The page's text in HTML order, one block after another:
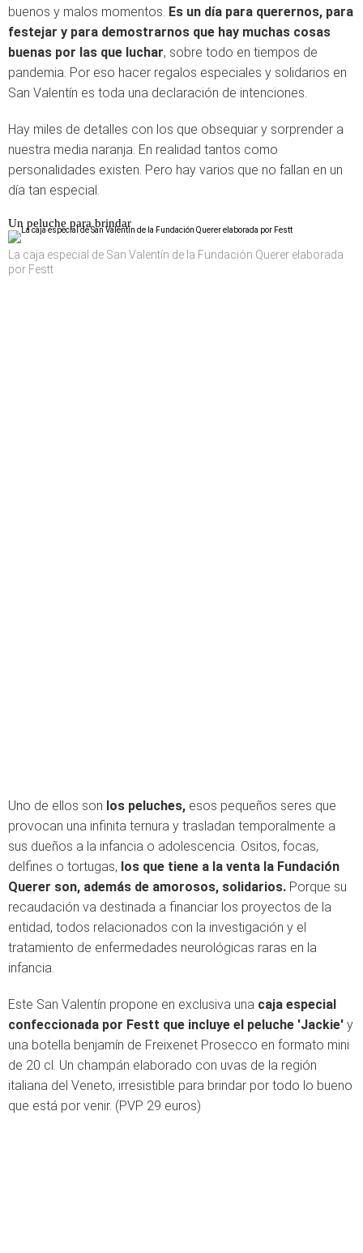
buenos y malos momentos. Es un día para querernos, para
festejar y para demostrarnos que hay muchas cosas
buenas por las que luchar, sobre todo en tiempos de
pandemia. Por eso hacer regalos especiales y solidarios en
San Valentín es toda una declaración de intenciones.
Hay miles de detalles con los que obsequiar y sorprender a
nuestra media naranja. En realidad tantos como
personalidades existen. Pero hay varios que no fallan en un
día tan especial.
Un peluche para brindar
La caja especial de San Valentín de la Fundación Querer elaborada
por Festt
Uno de ellos son los peluches, esos pequeños seres que
provocan una infinita ternura y trasladan temporalmente a
sus dueños a la infancia o adolescencia. Ositos, focas,
delfines o tortugas, los que tiene a la venta la Fundación
Querer son, además de amorosos, solidarios. Porque su
recaudación va destinada a financiar los proyectos de la
entidad, todos relacionados con la investigación y el
tratamiento de enfermedades neurológicas raras en la
infancia.
Este San Valentín propone en exclusiva una caja especial
confeccionada por Festt que incluye el peluche 'Jackie' y
una botella benjamín de Freixenet Prosecco en formato mini
de 20 cl. Un champán elaborado con uvas de la región
italiana del Veneto, irresistible para brindar por todo lo bueno
que está por venir. (PVP 29 euros)